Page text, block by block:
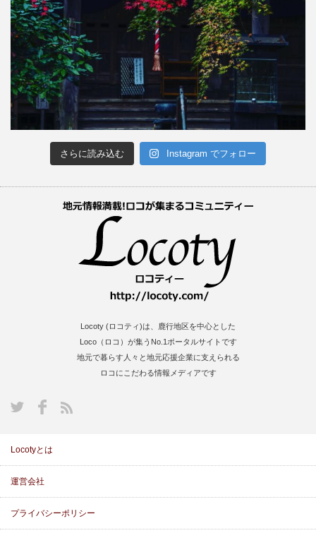
さらに読み込む Instagram でフォロー
Locoty (ロコティ)は、鹿行地区を中心とした
Loco（ロコ）が集うNo.1ポータルサイトです
地元で暮らす人々と地元応援企業に支えられる
ロコにこだわる情報メディアです
Locotyとは
運営会社
プライバシーポリシー